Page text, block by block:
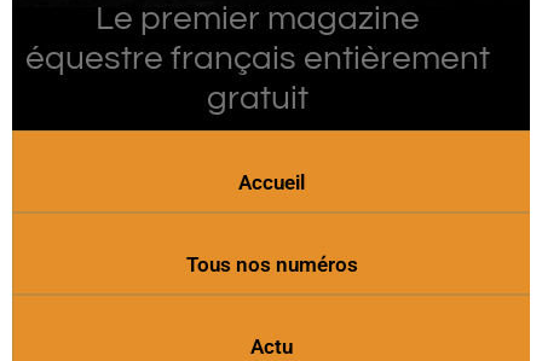
Le premier magazine
équestre français entièrement
gratuit
Accueil
Tous nos numéros
Actu